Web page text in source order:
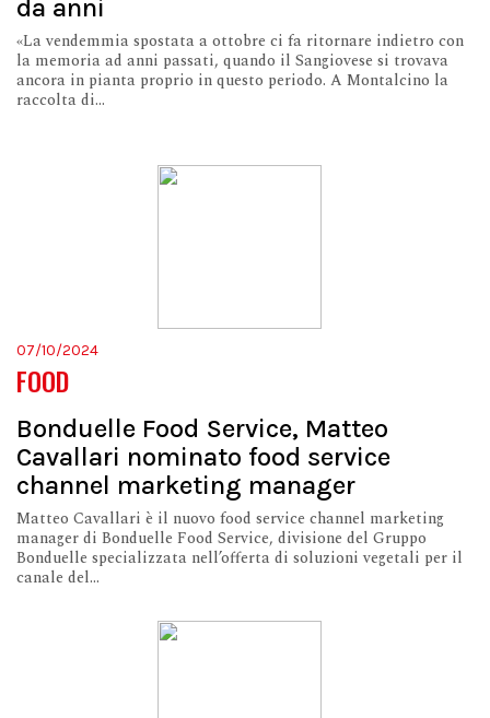
da anni
«La vendemmia spostata a ottobre ci fa ritornare indietro con
la memoria ad anni passati, quando il Sangiovese si trovava
ancora in pianta proprio in questo periodo. A Montalcino la
raccolta di...
07/10/2024
FOOD
Bonduelle Food Service, Matteo
Cavallari nominato food service
channel marketing manager
Matteo Cavallari è il nuovo food service channel marketing
manager di Bonduelle Food Service, divisione del Gruppo
Bonduelle specializzata nell’offerta di soluzioni vegetali per il
canale del...